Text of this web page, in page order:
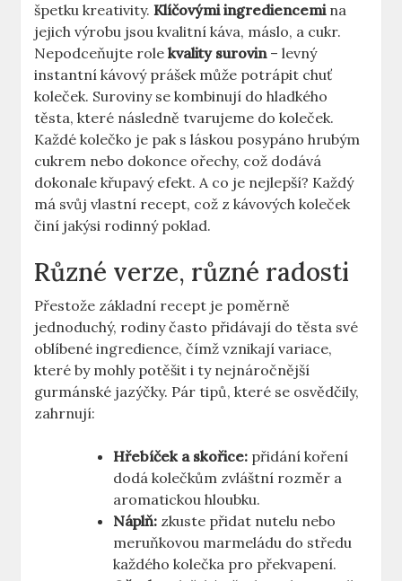
špetku kreativity.Klíčovými ingrediencemina
jejich výrobu jsou kvalitní káva, máslo, a cukr.
Nepodceňujte rolekvality surovin– levný
instantní kávový prášek může potrápit chuť
koleček. Suroviny se kombinují do hladkého
těsta, které následně tvarujeme do koleček.
Každé kolečko je pak s láskou posypáno hrubým
cukrem nebo dokonce ořechy, což dodává
dokonale křupavý efekt. A co je nejlepší? Každý
má svůj vlastní recept, což z kávových koleček
činí jakýsi rodinný poklad.
Různé verze, různé radosti
Přestože základní recept je poměrně
jednoduchý, rodiny často přidávají do těsta své
oblíbené ingredience, čímž vznikají variace,
které by mohly potěšit i ty nejnáročnější
gurmánské jazýčky. Pár tipů, které se osvědčily,
zahrnují:
Hřebíček a skořice: přidání koření
dodá kolečkům zvláštní rozměr a
aromatickou hloubku.
Náplň: zkuste přidat nutelu nebo
meruňkovou marmeládu do středu
každého kolečka pro překvapení.